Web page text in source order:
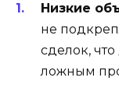
Низкие
не
сделок,
ложным